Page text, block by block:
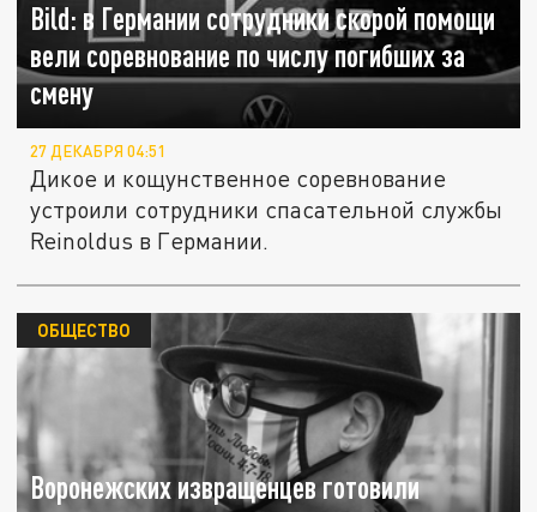
Bild: в Германии сотрудники скорой помощи
вели соревнование по числу погибших за
смену
27 ДЕКАБРЯ 04:51
Дикое и кощунственное соревнование
устроили сотрудники спасательной службы
Reinoldus в Германии.
Воронежских извращенцев готовили
ОБЩЕСТВО